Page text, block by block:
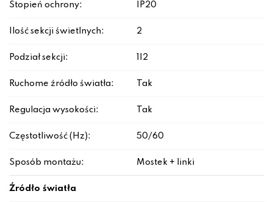
Stopień ochrony: IP20
Ilość sekcji świetlnych: 2
Podział sekcji: 1|2
Ruchome źródło światła: Tak
Regulacja wysokości: Tak
Częstotliwość (Hz): 50/60
Sposób montażu: Mostek + linki
Źródło światła